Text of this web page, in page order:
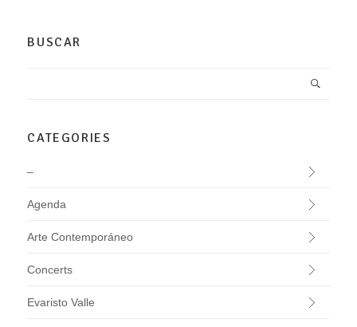
BUSCAR
CATEGORIES
–
Agenda
Arte Contemporáneo
Concerts
Evaristo Valle